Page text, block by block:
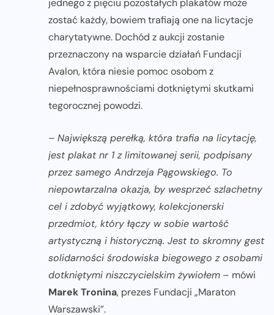
zostać każdy, bowiem trafiają one na licytacje
charytatywne. Dochód z aukcji zostanie
przeznaczony na wsparcie działań Fundacji
Avalon, która niesie pomoc osobom z
niepełnosprawnościami dotkniętymi skutkami
tegorocznej powodzi.
– Największą perełką, która trafia na licytację,
jest plakat nr 1 z limitowanej serii, podpisany
przez samego Andrzeja Pągowskiego. To
niepowtarzalna okazja, by wesprzeć szlachetny
cel i zdobyć wyjątkowy, kolekcjonerski
przedmiot, który łączy w sobie wartość
artystyczną i historyczną. Jest to skromny gest
solidarności środowiska biegowego z osobami
dotkniętymi niszczycielskim żywiołem – mówi
Marek Tronina, prezes Fundacji „Maraton
Warszawski”.